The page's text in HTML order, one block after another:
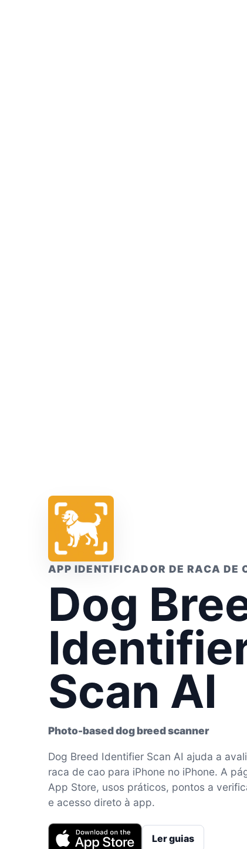
APP IDENTIFICADOR DE RACA DE
Dog
Scan AI
Photo-based dog breed scanner
Dog Breed Identifier Scan AI ajuda a
raca de cao para iPhone no iPhone. A
App Store, usos práticos, pontos a
e acesso direto à app.
Ler guias